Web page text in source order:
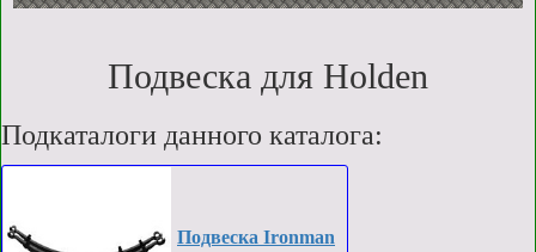
Подвеска для Holden
Подкаталоги данного каталога:
Подвеска Ironman